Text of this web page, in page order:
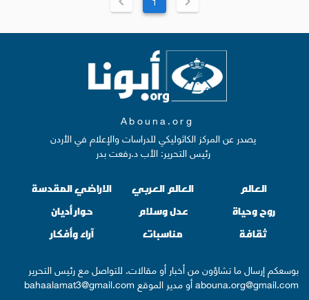
Abouna.org
يصدر عن المركز الكاثوليكي للدراسات والإعلام في الأردن
رئيس التحرير: الأب د.رفعت بدر
العالم العالم العربي
الاراضي المقدسة
روح وحياة
عدل وسلام
حوار أديان
ثقافة
مناسبات آراء وأفكار
بوسعكم إرسال ما تشاؤون من أخبار أو مقالات. للتواصل مع رئيس التحرير
abouna.org@gmail.comأو مدير الموقع bahaalamat3@gmail.com